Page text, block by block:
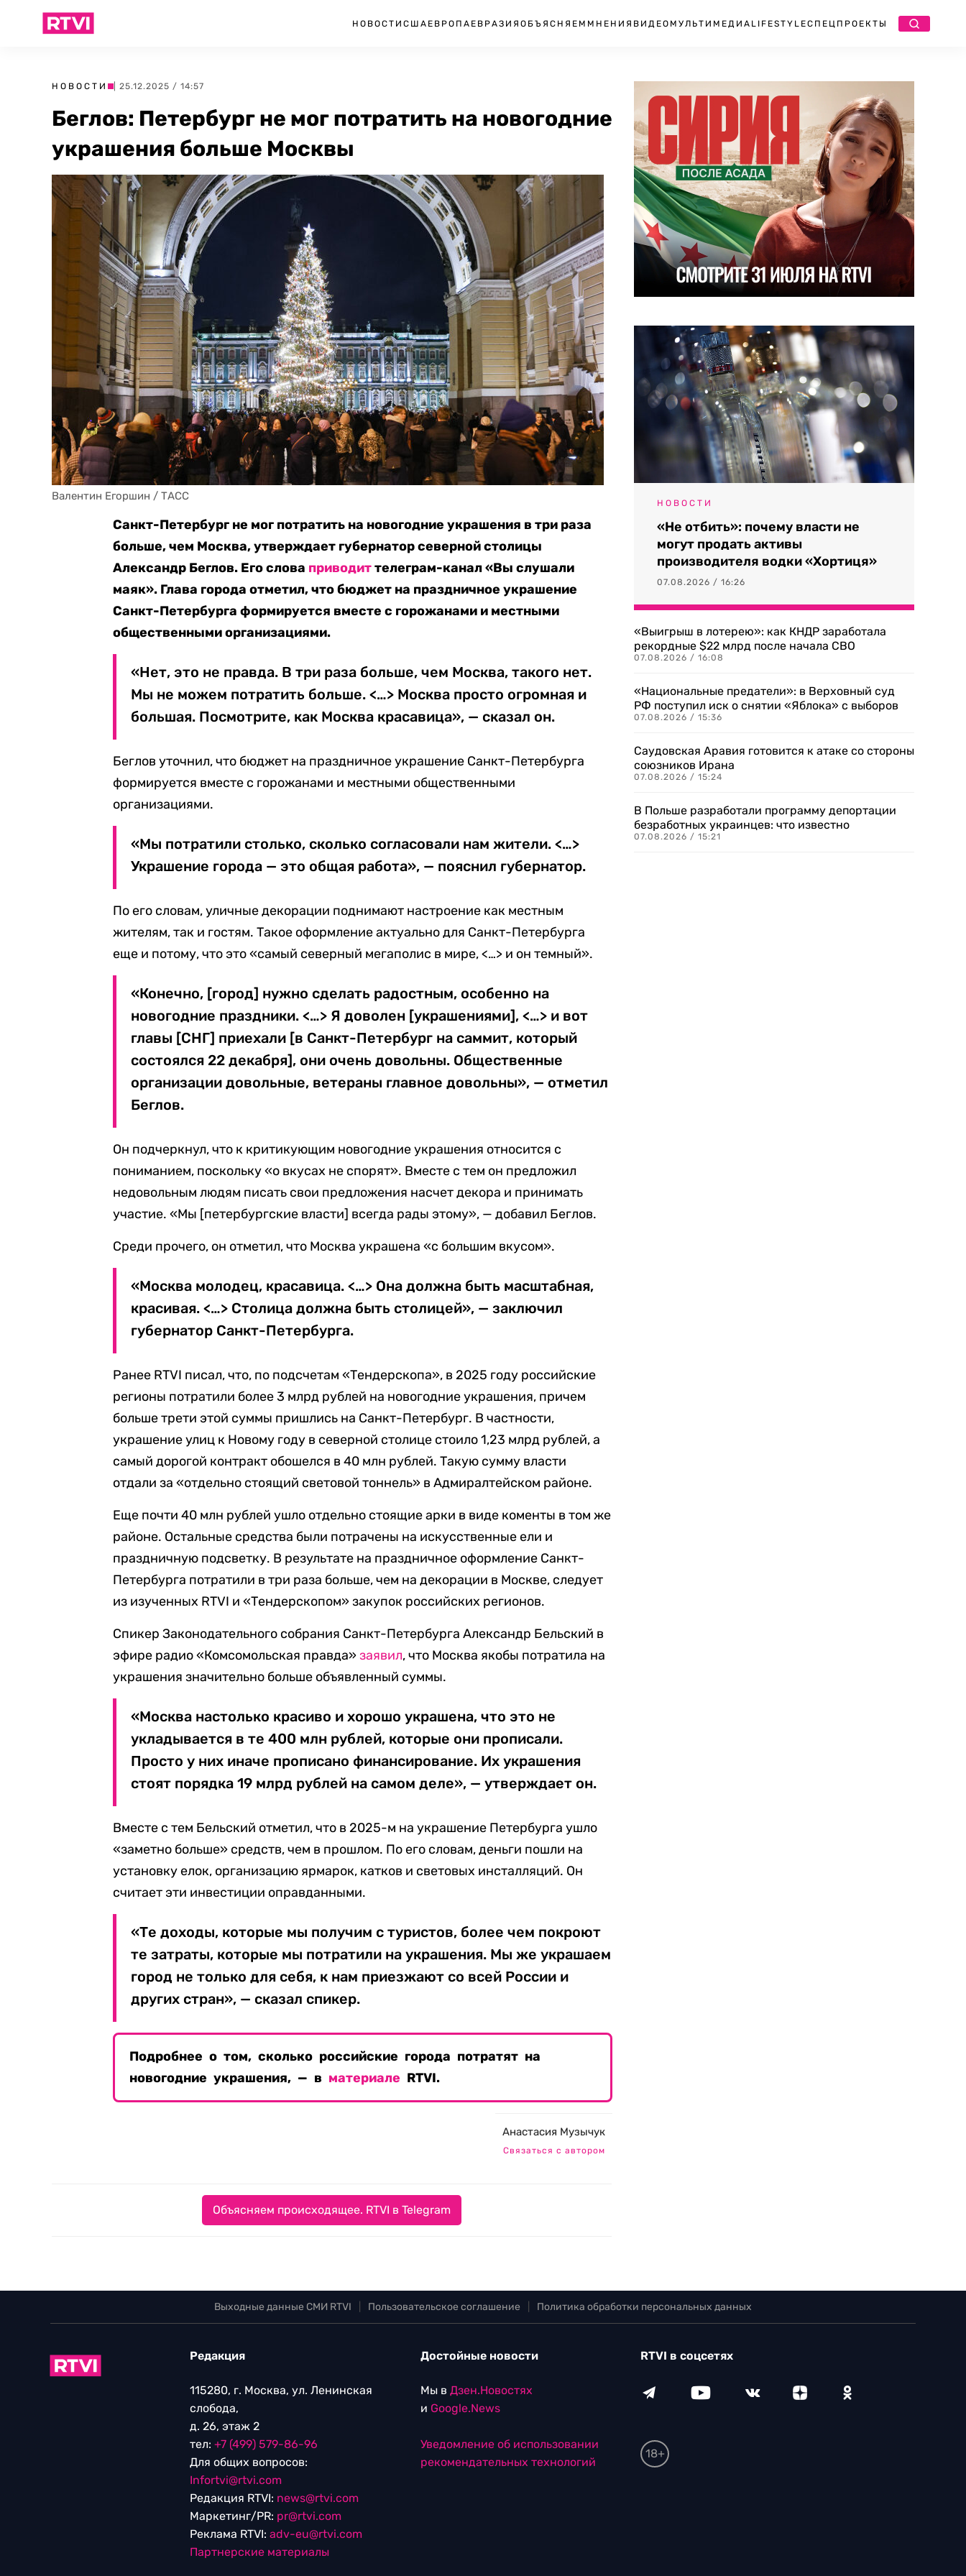
НОВОСТИ США ЕВРОПА ЕВРАЗИЯ ОБЪЯСНЯЕМ МНЕНИЯ ВИДЕО МУЛЬТИМЕДИА LIFESTYLEСПЕЦПРОЕКТЫ
НОВОСТИ | 25.12.2025 / 14:57
Беглов: Петербург не мог потратить на новогодние
украшения больше Москвы
Валентин Егоршин / ТАСС
Санкт-Петербург не мог потратить на новогодние украшения в три раза
больше, чем Москва, утверждает губернатор северной столицы
Александр Беглов. Его слова приводиттелеграм-канал «Вы слушали
маяк». Глава города отметил, что бюджет на праздничное украшение
Санкт-Петербурга формируется вместе с горожанами и местными
общественными организациями.
«Нет, это не правда. В три раза больше, чем Москва, такого нет.
Мы не можем потратить больше. <…> Москва просто огромная и
большая. Посмотрите, как Москва красавица», — сказал он.
Беглов уточнил, что бюджет на праздничное украшение Санкт-Петербурга
формируется вместе с горожанами и местными общественными
организациями.
«Мы потратили столько, сколько согласовали нам жители. <…>
Украшение города — это общая работа», — пояснил губернатор.
По его словам, уличные декорации поднимают настроение как местным
жителям, так и гостям. Такое оформление актуально для Санкт-Петербурга
еще и потому, что это «самый северный мегаполис в мире, <…> и он темный».
«Конечно, [город] нужно сделать радостным, особенно на
новогодние праздники. <…> Я доволен [украшениями], <…> и вот
главы [СНГ] приехали [в Санкт-Петербург на саммит, который
состоялся 22 декабря], они очень довольны. Общественные
организации довольные, ветераны главное довольны», — отметил
Беглов.
Он подчеркнул, что к критикующим новогодние украшения относится с
пониманием, поскольку «о вкусах не спорят». Вместе с тем он предложил
недовольным людям писать свои предложения насчет декора и принимать
участие. «Мы [петербургские власти] всегда рады этому», — добавил Беглов.
Среди прочего, он отметил, что Москва украшена «с большим вкусом».
«Москва молодец, красавица. <…> Она должна быть масштабная,
красивая. <…> Столица должна быть столицей», — заключил
губернатор Санкт-Петербурга.
Ранее RTVI писал, что, по подсчетам «Тендерскопа», в 2025 году российские
регионы потратили более 3 млрд рублей на новогодние украшения, причем
больше трети этой суммы пришлись на Санкт-Петербург. В частности,
украшение улиц к Новому году в северной столице стоило 1,23 млрд рублей, а
самый дорогой контракт обошелся в 40 млн рублей. Такую сумму власти
отдали за «отдельно стоящий световой тоннель» в Адмиралтейском районе.
Еще почти 40 млн рублей ушло отдельно стоящие арки в виде коменты в том же
районе. Остальные средства были потрачены на искусственные ели и
праздничную подсветку. В результате на праздничное оформление Санкт-
Петербурга потратили в три раза больше, чем на декорации в Москве, следует
из изученных RTVI и «Тендерскопом» закупок российских регионов.
Спикер Законодательного собрания Санкт-Петербурга Александр Бельский в
эфире радио «Комсомольская правда»заявил, что Москва якобы потратила на
украшения значительно больше объявленный суммы.
«Москва настолько красиво и хорошо украшена, что это не
укладывается в те 400 млн рублей, которые они прописали.
Просто у них иначе прописано финансирование. Их украшения
стоят порядка 19 млрд рублей на самом деле», — утверждает он.
Вместе с тем Бельский отметил, что в 2025-м на украшение Петербурга ушло
«заметно больше» средств, чем в прошлом. По его словам, деньги пошли на
установку елок, организацию ярмарок, катков и световых инсталляций. Он
считает эти инвестиции оправданными.
«Те доходы, которые мы получим с туристов, более чем покроют
те затраты, которые мы потратили на украшения. Мы же украшаем
город не только для себя, к нам приезжают со всей России и
других стран», — сказал спикер.
Подробнее о том, сколько российские города потратят на
новогодние украшения, — в материале RTVI.
Анастасия Музычук
Связаться с автором
Объясняем происходящее. RTVI в Telegram
НОВОСТИ
«Не отбить»: почему власти не
могут продать активы
производителя водки «Хортиця»
07.08.2026 / 16:26
«Выигрыш в лотерею»: как КНДР заработала
рекордные $22 млрд после начала СВО
07.08.2026 / 16:08
«Национальные предатели»: в Верховный суд
РФ поступил иск о снятии «Яблока» с выборов
07.08.2026 / 15:36
Саудовская Аравия готовится к атаке со стороны
союзников Ирана
07.08.2026 / 15:24
В Польше разработали программу депортации
безработных украинцев: что известно
07.08.2026 / 15:21
Выходные данные СМИ RTVI Пользовательское соглашение Политика обработки персональных данных
Редакция
115280, г. Москва, ул. Ленинская
слобода,
д. 26, этаж 2
тел: +7 (499) 579-86-96
Для общих вопросов:
Infortvi@rtvi.com
Редакция RTVI: news@rtvi.com
Маркетинг/PR: pr@rtvi.com
Реклама RTVI: adv-eu@rtvi.com
Партнерские материалы
Достойные новости
Мы в Дзен.Новостях
и Google.News
Уведомление об использовании
рекомендательных технологий
RTVI в соцсетях
18+